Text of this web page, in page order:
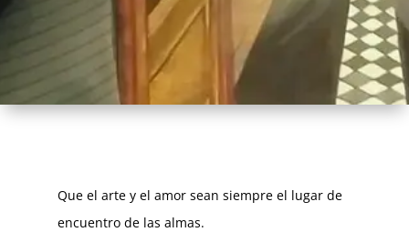
Que el arte y el amor sean siempre el lugar de
encuentro de las almas.